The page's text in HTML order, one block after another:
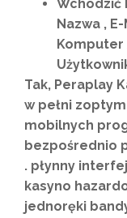
Wchodzić
Nazwa ,
Komputer
Tak, Peraplay
w pełni
mobilnych
bezpośrednio
. płynny
kasyno
jednoręki